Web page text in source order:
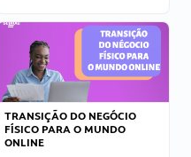
TRANSIÇÃO DO NEGÓCIO
FÍSICO PARA O MUNDO
ONLINE